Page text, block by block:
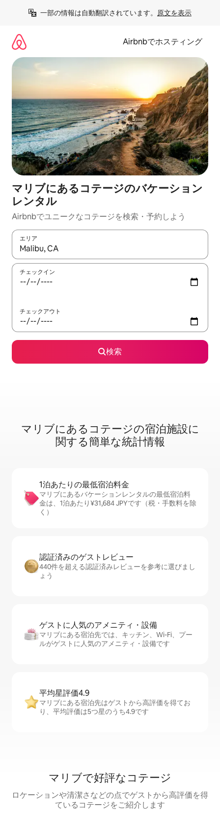
一部の情報は自動翻訳されています。 原文を表示
Airbnbでホスティング
マリブにあるコテージのバケーション
レンタル
Airbnbでユニークなコテージを検索・予約しよう
エリア
検索結果が表示されたら、上下の矢印キーを使って移動するか
チェックイン
チェックアウト
検索
マリブに⁠あ⁠るコ⁠テ⁠ー⁠ジ⁠の宿⁠泊⁠施⁠設⁠に
関⁠す⁠る簡⁠単⁠な統⁠計⁠情⁠報
1泊あたりの最⁠低⁠宿⁠泊⁠料⁠金
マリブにあるバケーションレンタルの最低宿泊料
金は、1泊あたり¥31,684 JPYです（税・手数料を除
く）
認証済みのゲ⁠ス⁠ト⁠レ⁠ビ⁠ュ⁠ー
440件を超える認証済みレビューを参考に選びまし
ょう
ゲストに人⁠気⁠のア⁠メ⁠ニ⁠テ⁠ィ・設⁠備
マリブにある宿泊先では、キッチン、Wi-Fi、プー
ルがゲストに人気のアメニティ・設備です
平均星評価4.9
マリブにある宿泊先はゲストから高評価を得てお
り、平均評価は5つ星のうち4.9です
マリブで好評なコテージ
ロケーションや清潔さなどの点でゲストから高評価を得
ているコテージをご紹介します